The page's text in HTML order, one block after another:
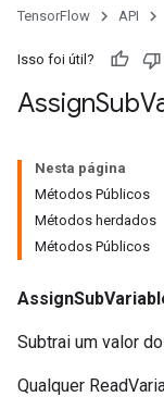
TensorFlow API
Isso foi útil?
AssignSub
Nesta página
Métodos Públicos
Métodos herdados
Métodos Públicos
Subtrai um valor
Qualquer